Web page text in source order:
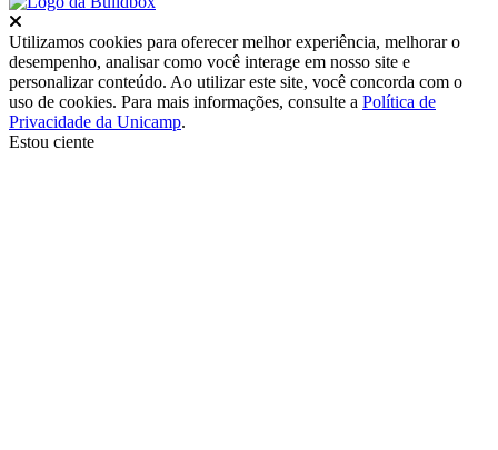
Utilizamos cookies para oferecer melhor experiência, melhorar o
desempenho, analisar como você interage em nosso site e
personalizar conteúdo. Ao utilizar este site, você concorda com o
uso de cookies. Para mais informações, consulte a Política de
Privacidade da Unicamp.
Estou ciente